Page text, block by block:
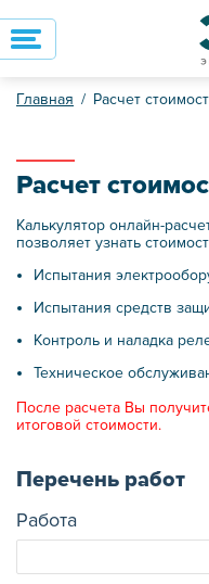
Главная Расчет
Расчет
Калькулятор онлайн-
позволяет узнать
Испытания
Испытания средств
Контроль и наладка
Техническое
После расчета Вы
итоговой стоимости.
Перечень работ
Работа